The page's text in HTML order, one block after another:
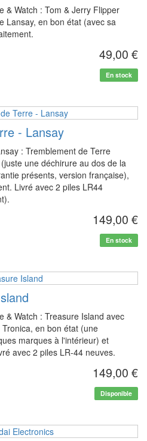
& Watch : Tom & Jerry Flipper
Lansay, en bon état (avec sa
49,00 €
En stock
- Lansay
: Tremblement de Terre
une déchirure au dos de la
présents, version française),
Livré avec 2 piles LR44
149,00 €
En stock
& Watch : Treasure Island avec
en bon état (une
marques à l'intérieur) et
avec 2 piles LR-44 neuves.
149,00 €
Disponible